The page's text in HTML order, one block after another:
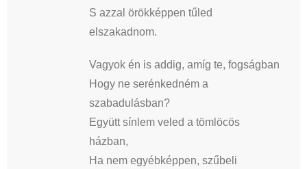
S azzal örökképpen tűled
elszakadnom.
Vagyok én is addig, amíg te, fogságban
Hogy ne serénkedném a
szabadulásban?
Együtt sínlem veled a tömlöcös
házban,
Ha nem egyébképpen, szűbeli